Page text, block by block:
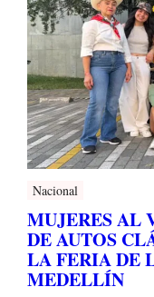
Nacional
MUJERES AL
DE AUTOS
LA FERIA DE
MEDELLÍN